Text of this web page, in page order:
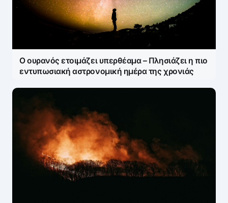
Ο ουρανός ετοιμάζει υπερθέαμα – Πλησιάζει η πιο
εντυπωσιακή αστρονομική ημέρα της χρονιάς